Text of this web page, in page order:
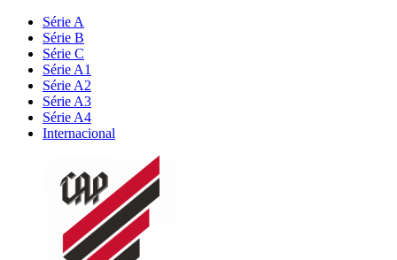
Série A
Série B
Série C
Série A1
Série A2
Série A3
Série A4
Internacional